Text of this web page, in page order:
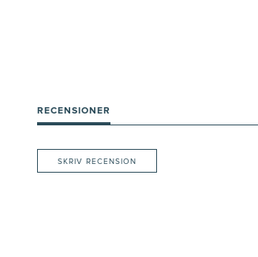
RECENSIONER
SKRIV RECENSION